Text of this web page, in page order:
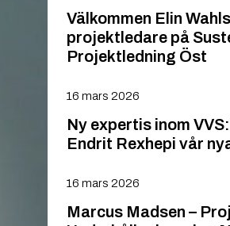
Välkommen Elin
projektledare på
Projektledning Öst
Ny expertis inom
Endrit Rexhepi vår
16 mars 2026
Marcus Madsen –
16 mars 2026